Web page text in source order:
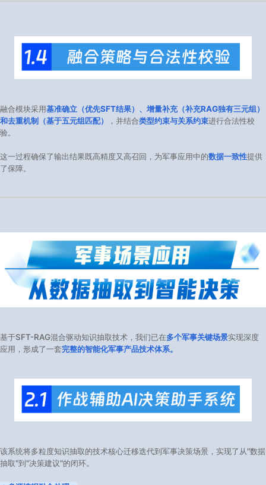
融合模块采用基准确立（优先SFT结果）、增量补充（补充RAG独有三元组）
和去重机制（基于五元组匹配）
，并结合类型约束与关系约束进行合法性校
验。
这一过程确保了输出结果既高精度又高召回，为军事应用中的数据一致性提供
了保障。
基于SFT-RAG混合驱动知识抽取技术，我们已在多个军事关键场景实现深度
应用，形成了一套完整的智能化军事产品技术体系。
该系统将多粒度知识抽取的技术核心迁移迭代到军事决策场景，实现了从"数据
抽取"到"决策建议"的闭环。